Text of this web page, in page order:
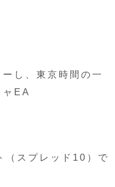
し、東京時間の一
ャEA
（スプレッド10）で